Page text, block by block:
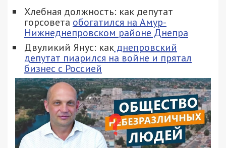
Хлебная должность: как депутат
горсовета обогатился на Амур-
Нижнеднепровском районе Днепра
Двуликий Янус: как днепровский
депутат пиарился на войне и прятал
бизнес с Россией